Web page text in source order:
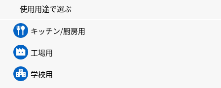
使用用途で選ぶ
キッチン/厨房用
工場用
学校用